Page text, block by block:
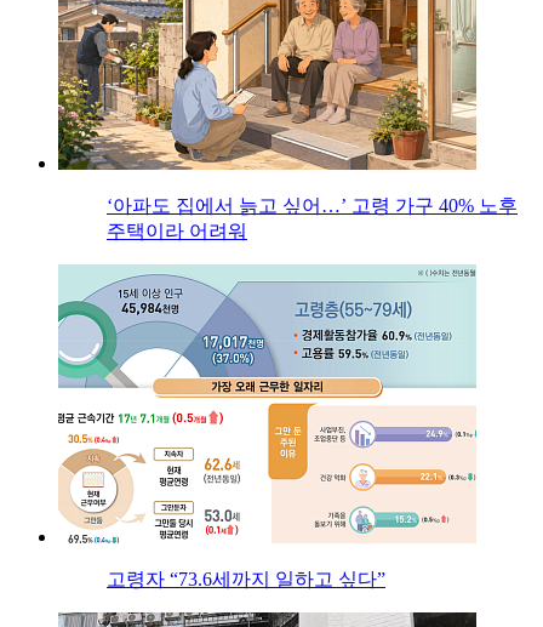
‘아파도 집에서 늙고 싶어…’ 고령 가구 40% 노후
주택이라 어려워
고령자 “73.6세까지 일하고 싶다”